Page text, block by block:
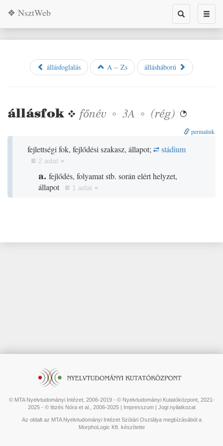
Toggle
search
❖ NsztWeb
állásfoglalás A – Zs állásháború
állásfok❖ főnév ◦ 3A ◦ (rég) 
permalink
fejlettségi fok, fejlődési szakasz, állapot; stádium
2 adat
a. fejlődés, folyamat stb. során elért helyzet,
állapot
1 adat
© MTA Nyelvtudományi Intézet, 2006-2019 - © Nyelvtudományi Kutatóközpont, 2021-
2025 - © Ittzés Nóra et al., 2006-2025 | Impresszum| Jogi nyilatkozat
Az oldalt az MTA Nyelvtudományi Intézet Szótári Osztálya megbízásából a
MorphoLogic Kft. készítette